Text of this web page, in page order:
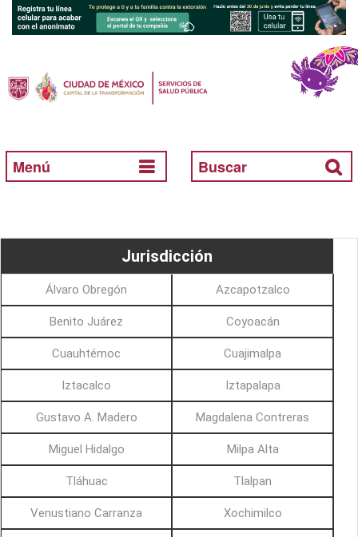
Menú Buscar
Jurisdicción
Álvaro Obregón Azcapotzalco
Benito Juárez Coyoacán
Cuauhtémoc Cuajimalpa
Iztacalco Iztapalapa
Gustavo A. Madero Magdalena Contreras
Miguel Hidalgo Milpa Alta
Tláhuac Tlalpan
Venustiano Carranza Xochimilco